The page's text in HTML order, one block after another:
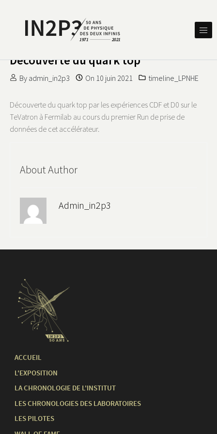
IN2P3 50 ANS DE PHYSIQUE
Découverte du quark top
By admin_in2p3 On 10 juin 2021 timeline_LPNHE
Découverte du quark top par les expériences CDF et D0 sur le
TeVatron à Fermilab au cours du premier Run de prise de
données de cet accélérateur.
About Author
Admin_in2p3
ACCUEIL
L'EXPOSITION
LA CHRONOLOGIE DE L'INSTITUT
LES CHRONOLOGIES DES LABORATOIRES
LES PILOTES